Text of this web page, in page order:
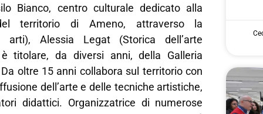
Bianco, centro culturale dedicato alla
territorio di Ameno, attraverso la
Alessia Legat (Storica dell’arte
è titolare, da diversi anni, della Galleria
oltre 15 anni collabora sul territorio con
dell’arte e delle tecniche artistiche,
didattici. Organizzatrice di numerose